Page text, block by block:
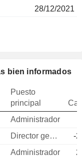
28/12/2021
bien informados
Puesto
principal
Administrador
Director general
-
Administrador